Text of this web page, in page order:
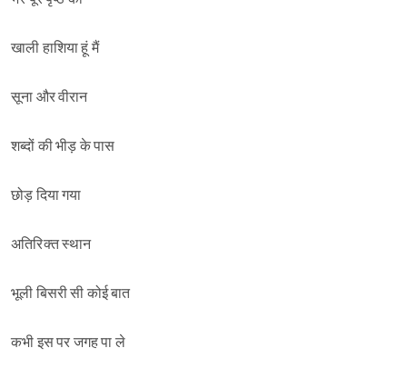
खाली हाशिया हूं मैं
सूना और वीरान
शब्दों की भीड़ के पास
छोड़ दिया गया
अतिरिक्त स्थान
भूली बिसरी सी कोई बात
कभी इस पर जगह पा ले